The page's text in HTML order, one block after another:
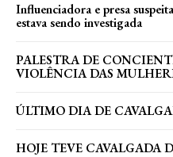
Influenciadora e presa
estava sendo investigada
PALESTRA DE
VIOLÊNCIA DAS
ÚLTIMO DIA DE
HOJE TEVE CAVALGADA